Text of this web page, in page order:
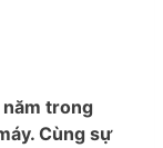
trong
Cùng sự